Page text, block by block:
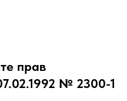
прав
№ 2300-1